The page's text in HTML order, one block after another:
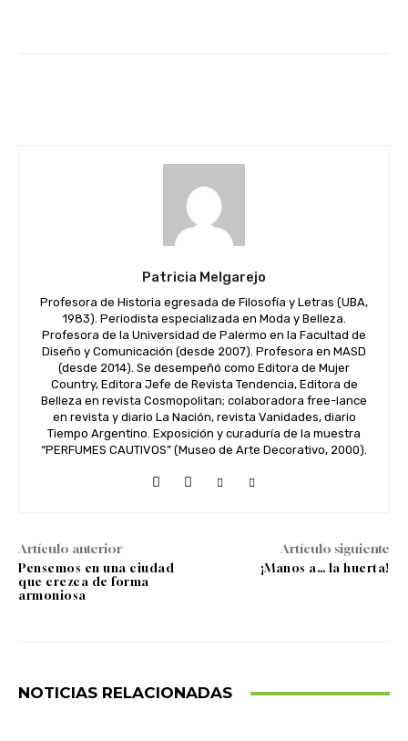
Patricia Melgarejo
Profesora de Historia egresada de Filosofía y Letras (UBA,
1983). Periodista especializada en Moda y Belleza.
Profesora de la Universidad de Palermo en la Facultad de
Diseño y Comunicación (desde 2007). Profesora en MASD
(desde 2014). Se desempeñó como Editora de Mujer
Country, Editora Jefe de Revista Tendencia, Editora de
Belleza en revista Cosmopolitan; colaboradora free-lance
en revista y diario La Nación, revista Vanidades, diario
Tiempo Argentino. Exposición y curaduría de la muestra
“PERFUMES CAUTIVOS” (Museo de Arte Decorativo, 2000).
Artículo anterior
Pensemos en una ciudad
que crezca de forma
armoniosa
Artículo siguiente
¡Manos a… la huerta!
NOTICIAS RELACIONADAS